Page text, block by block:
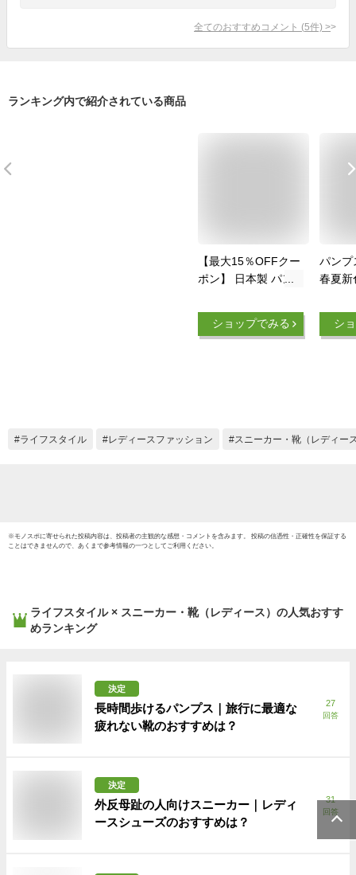
全てのおすすめコメント (5件) >
ランキング内で紹介されている商品
【最大15％OFFクー
ポン】 日本製 パン
幅広 フラットシュー
ズ ローヒール ぺた
ち仕事 冠婚葬祭 結
ショップでみる
パンプ
春夏新
ル 幅
ない
ース
シ
ライフスタイル レディースファッション スニーカー・靴（レディー
※モノスポに寄せられた投稿内容は、投稿者の主観的な感想・コメントを含みます。 投稿の信憑性・正確性を保証する
ことはできませんので、あくまで参考情報の一つとしてご利用ください。
ライフスタイル × スニーカー・靴（レディース） の人気おすす
めランキング
決定
長時間歩けるパンプス｜旅行に最適な
疲れない靴のおすすめは？
27
回答
決定
外反母趾の人向けスニーカー｜レディ
ースシューズのおすすめは？
31
回答